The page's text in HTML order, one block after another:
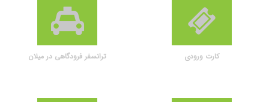
کارت ورودی ترانسفر فرودگاهی در میلان